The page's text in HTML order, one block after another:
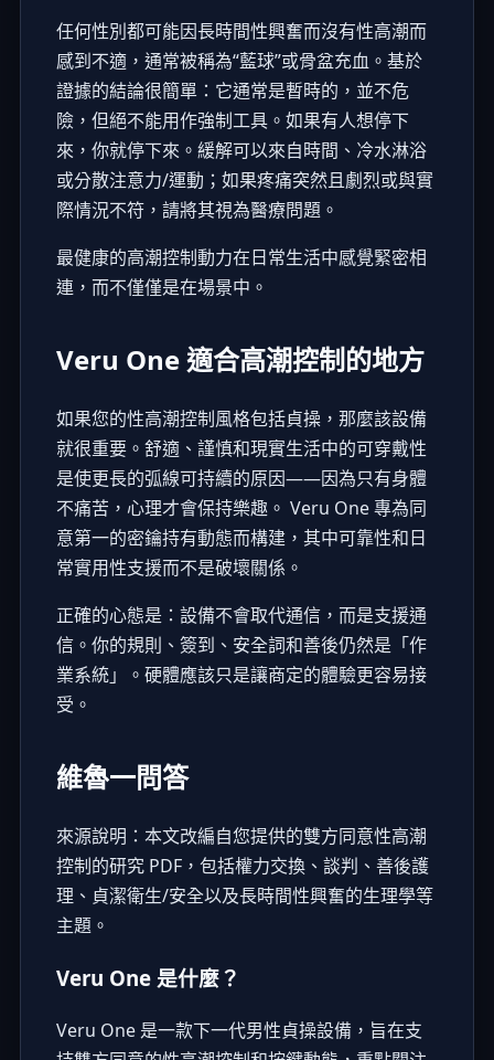
任何性別都可能因長時間性興奮而沒有性高潮而
感到不適，通常被稱為“藍球”或骨盆充血。基於
證據的結論很簡單：它通常是暫時的，並不危
險，但絕不能用作強制工具。如果有人想停下
來，你就停下來。緩解可以來自時間、冷水淋浴
或分散注意力/運動；如果疼痛突然且劇烈或與實
際情況不符，請將其視為醫療問題。
最健康的高潮控制動力在日常生活中感覺緊密相
連，而不僅僅是在場景中。
Veru One 適合高潮控制的地方
如果您的性高潮控制風格包括貞操，那麼該設備
就很重要。舒適、謹慎和現實生活中的可穿戴性
是使更長的弧線可持續的原因——因為只有身體
不痛苦，心理才會保持樂趣。 Veru One 專為同
意第一的密鑰持有動態而構建，其中可靠性和日
常實用性支援而不是破壞關係。
正確的心態是：設備不會取代通信，而是支援通
信。你的規則、簽到、安全詞和善後仍然是「作
業系統」。硬體應該只是讓商定的體驗更容易接
受。
維魯一問答
來源說明：本文改編自您提供的雙方同意性高潮
控制的研究 PDF，包括權力交換、談判、善後護
理、貞潔衛生/安全以及長時間性興奮的生理學等
主題。
Veru One 是什麼？
Veru One 是一款下一代男性貞操設備，旨在支